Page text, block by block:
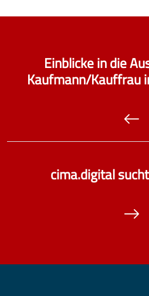
Einblicke in die
Kaufmann/Kauffrau
cima.digital